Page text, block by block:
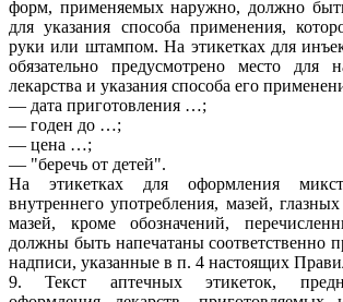
форм, применяемых наружно, должно
для указания способа применения,
руки или штампом. На этикетках для
обязательно предусмотрено место для
лекарства и указания способа его
— дата приготовления …;
— годен до …;
— цена …;
— "беречь от детей".
На этикетках для оформления
внутреннего употребления, мазей,
мазей, кроме обозначений,
должны быть напечатаны соответственно
надписи, указанные в п. 4 настоящих
9. Текст аптечных этикеток,